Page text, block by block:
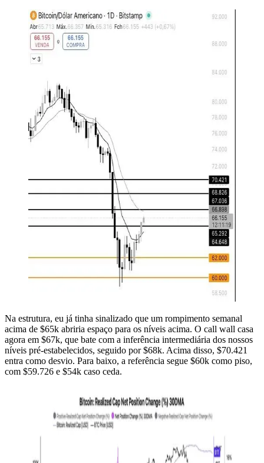
Na estrutura, eu já tinha sinalizado que um rompimento semanal
acima de $65k abriria espaço para os níveis acima. O call wall casa
agora em $67k, que bate com a inferência intermediária dos nossos
níveis pré-estabelecidos, seguido por $68k. Acima disso, $70.421
entra como desvio. Para baixo, a referência segue $60k como piso,
com $59.726 e $54k caso ceda.